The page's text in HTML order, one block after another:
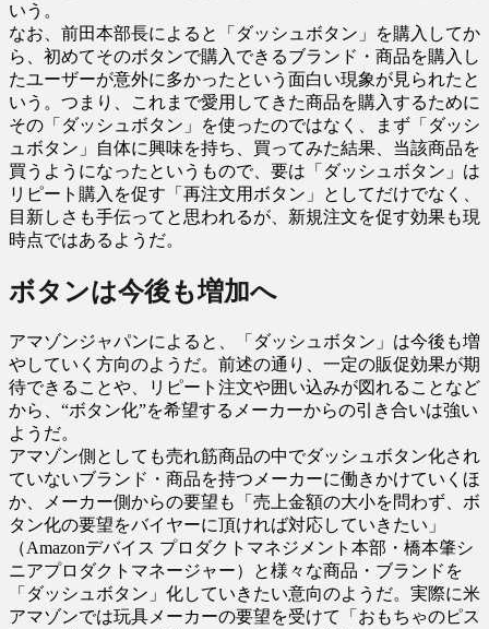
いう。
なお、前田本部長によると「ダッシュボタン」を購入してか
ら、初めてそのボタンで購入できるブランド・商品を購入し
たユーザーが意外に多かったという面白い現象が見られたと
いう。つまり、これまで愛用してきた商品を購入するために
その「ダッシュボタン」を使ったのではなく、まず「ダッシ
ュボタン」自体に興味を持ち、買ってみた結果、当該商品を
買うようになったというもので、要は「ダッシュボタン」は
リピート購入を促す「再注文用ボタン」としてだけでなく、
目新しさも手伝ってと思われるが、新規注文を促す効果も現
時点ではあるようだ。
ボタンは今後も増加へ
アマゾンジャパンによると、「ダッシュボタン」は今後も増
やしていく方向のようだ。前述の通り、一定の販促効果が期
待できることや、リピート注文や囲い込みが図れることなど
から、“ボタン化”を希望するメーカーからの引き合いは強い
ようだ。
アマゾン側としても売れ筋商品の中でダッシュボタン化され
ていないブランド・商品を持つメーカーに働きかけていくほ
か、メーカー側からの要望も「売上金額の大小を問わず、ボ
タン化の要望をバイヤーに頂ければ対応していきたい」
（Amazonデバイス プロダクトマネジメント本部・橋本肇シ
ニアプロダクトマネージャー）と様々な商品・ブランドを
「ダッシュボタン」化していきたい意向のようだ。実際に米
アマゾンでは玩具メーカーの要望を受けて「おもちゃのピス